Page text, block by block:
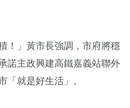
！」黃市長強調，市府將穩
諾主政興建高鐵嘉義站聯外
「就是好生活」。